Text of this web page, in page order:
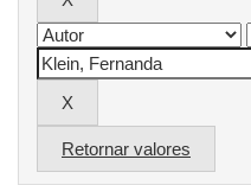
Retornar valores